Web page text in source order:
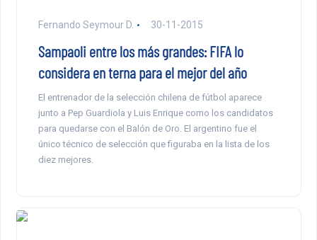
Fernando Seymour D. 30-11-2015
Sampaoli entre los más grandes: FIFA lo
considera en terna para el mejor del año
El entrenador de la selección chilena de fútbol aparece
junto a Pep Guardiola y Luis Enrique como los candidatos
para quedarse con el Balón de Oro. El argentino fue el
único técnico de selección que figuraba en la lista de los
diez mejores.